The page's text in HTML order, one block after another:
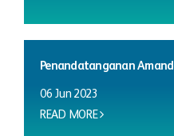
Penandatanganan
06 Jun 2023
READ MORE